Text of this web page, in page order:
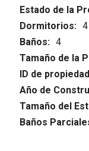
Estado de la
Dormitorios: 4
Baños: 4
Tamaño de la
ID de
Año de
Tamaño del
Baños